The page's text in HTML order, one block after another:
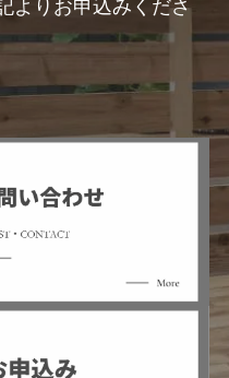
よりお申込みくださ